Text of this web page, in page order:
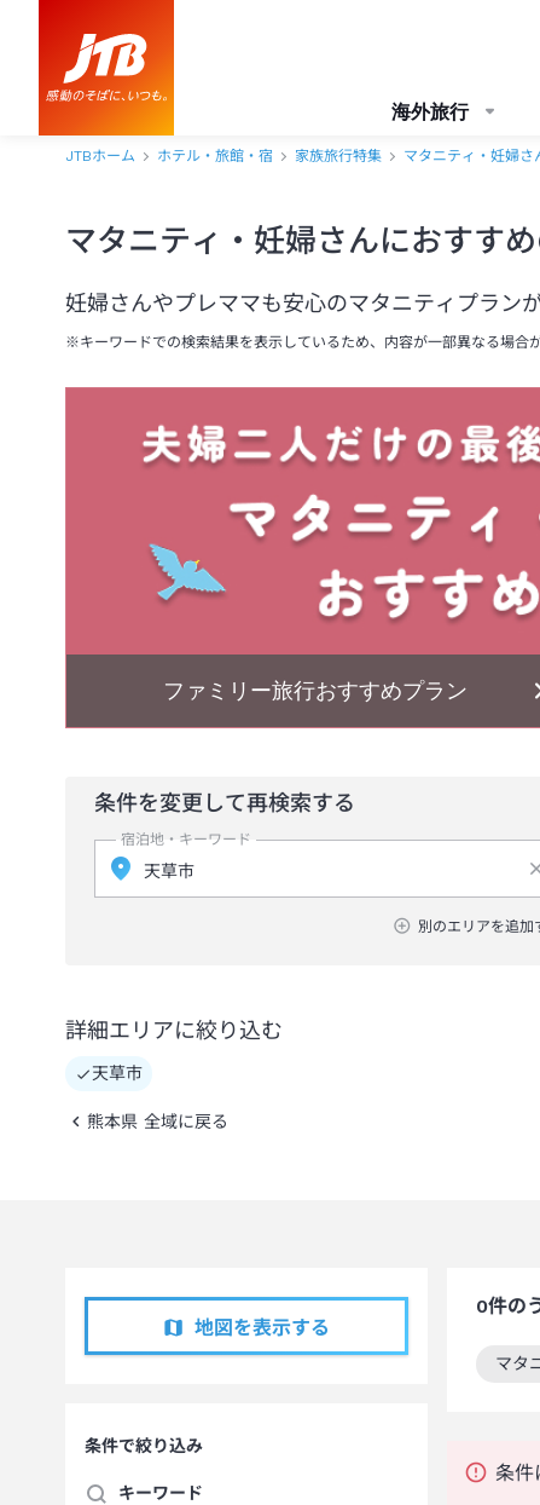
海外旅行
JTBホーム ホテル・旅館・宿 家族旅行特集 マタニティ・妊婦さ
マタニティ・妊婦さんにおすす
妊婦さんやプレママも安心のマタニティプラン
※キーワードでの検索結果を表示しているため、内容が一部異なる場合
ファミリー旅行おすすめプラン
条件を変更して再検索する
宿泊地・キーワード
別のエリアを追加
詳細エリアに絞り込む
天草市
熊本県 全域に戻る
地図を表示する
条件で絞り込み
キーワード
0件の
マタ
この
条件